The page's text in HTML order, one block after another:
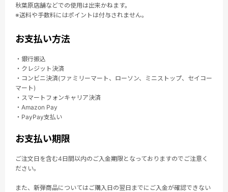
秋葉原店舗などでの使用は出来かねます。
※送料や手数料にはポイントは付与されません。
お支払い方法
・銀行振込
・クレジット決済
・コンビニ決済(ファミリーマート、ローソン、ミニストップ、セイコー
マート)
・スマートフォンキャリア決済
・Amazon Pay
・PayPay支払い
お支払い期限
ご注文日を含む4日間以内のご入金期限となっておりますのでご注意く
ださい。
また、新弾商品についてはご購入日の翌日までにご入金が確認できない